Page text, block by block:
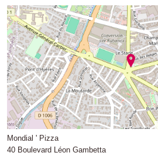
Mondial ' Pizza
40 Boulevard Léon Gambetta